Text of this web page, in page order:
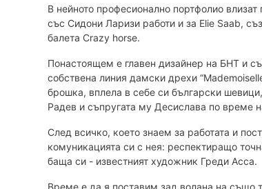
В нейното професионално портфолио
със Сидони Ларизи работи и за Elie Saab,
балета Crazy horse.
Понастоящем е главен дизайнер на БНТ и
собствена линия дамски дрехи
брошка, вплела в себе си български
Радев и съпругата му Десислава по време
След всичко, което знаем за работата и
комуникацията си с нея: респектиращо
баща си - известният художник Греди Асса.